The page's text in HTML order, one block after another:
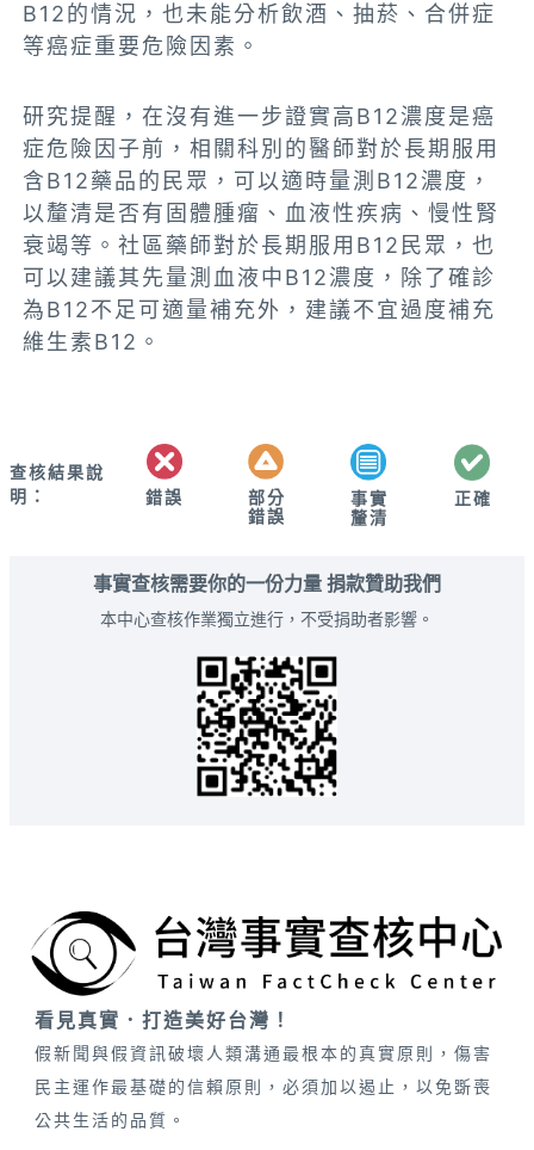
B12的情況，也未能分析飲酒、抽菸、合併症
等癌症重要危險因素。
研究提醒，在沒有進一步證實高B12濃度是癌
症危險因子前，相關科別的醫師對於長期服用
含B12藥品的民眾，可以適時量測B12濃度，
以釐清是否有固體腫瘤、血液性疾病、慢性腎
衰竭等。社區藥師對於長期服用B12民眾，也
可以建議其先量測血液中B12濃度，除了確診
為B12不足可適量補充外，建議不宜過度補充
維生素B12。
查核結果說
明：
錯誤
部分
錯誤
事實
釐清
正確
事實查核需要你的一份力量 捐款贊助我們
本中心查核作業獨立進行，不受捐助者影響。
看見真實．打造美好台灣！
假新聞與假資訊破壞人類溝通最根本的真實原則，傷害
民主運作最基礎的信賴原則，必須加以遏止，以免斲喪
公共生活的品質。